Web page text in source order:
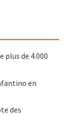
plus de 4.000
en
des